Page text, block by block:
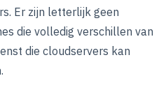
Er zijn letterlijk geen
die volledig verschillen van
die cloudservers kan